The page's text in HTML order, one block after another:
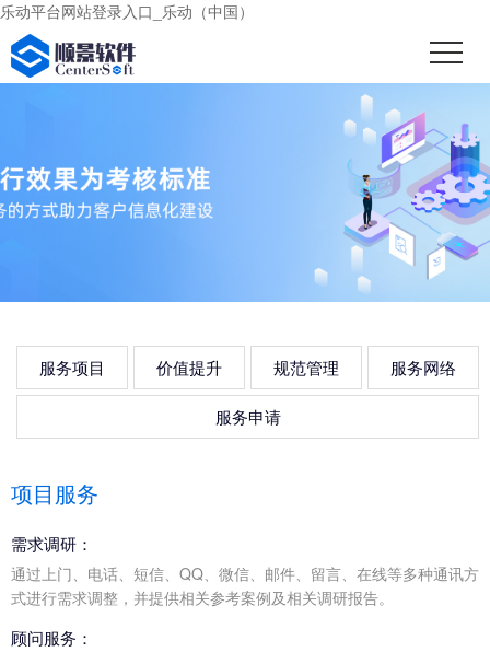
乐动平台网站登录入口_乐动（中国）
服务项目 价值提升 规范管理 服务网络
服务申请
项目服务
需求调研：
通过上门、电话、短信、QQ、微信、邮件、留言、在线等多种通讯方
式进行需求调整，并提供相关参考案例及相关调研报告。
顾问服务：